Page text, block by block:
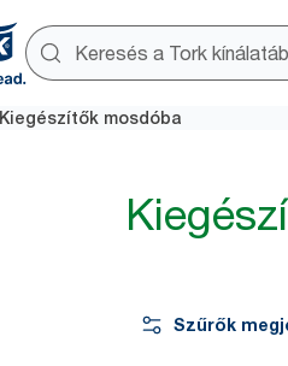
Kiegészítők mosdóba
Szűrők